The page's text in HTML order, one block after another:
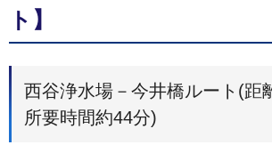
ト】
西谷浄水場－今井橋ルート(距
所要時間約44分)